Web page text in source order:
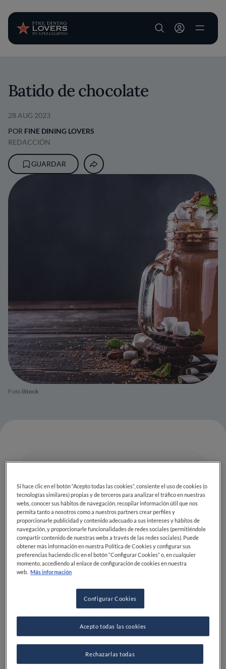
User account
Foto iStock
Batido de chocolate
28 AUG 2023
POR FINE DINING LOVERS
REDACCIÓN
GUARDAR
INTERMEDIO 15MIN
Cocina
INTERNACIONAL
Ingredientes
Leche: 1 litro
Cacao en polvo: 5 cucharadas
soperas
Si hace clic en el botón “Acepto todas las cookies”, consiente el uso de cookies (o
tecnologías similares) propias y de terceros para analizar el tráfico en nuestras
webs, conocer sus hábitos de navegación, recopilar información útil que nos
permita tanto a nosotros como a nuestros partners crear perfiles y
proporcionarle publicidad y contenido adecuado a sus intereses y hábitos de
navegación, y proporcionarle funcionalidades de redes sociales (permitiéndole
compartir contenido de nuestras webs a través de las redes sociales). Puede
obtener más información en nuestra Política de Cookies y configurar sus
preferencias haciendo clic en el botón “Configurar Cookies” o, en cualquier
momento, accediendo al enlace de configuración de cookies en nuestra
web. Más información
Configurar Cookies
Rechazarlas todas
Acepto todas las cookies